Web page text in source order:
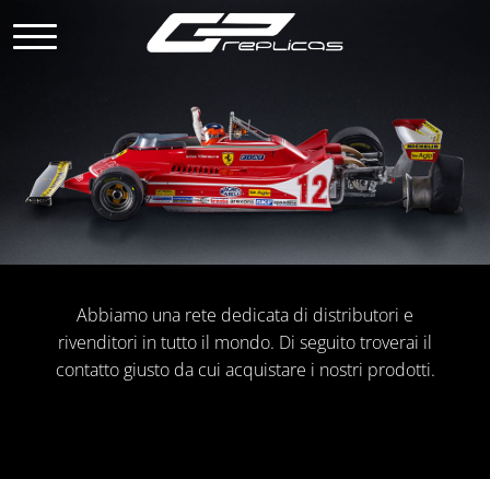
Abbiamo una rete dedicata di distributori e
rivenditori in tutto il mondo. Di seguito troverai il
contatto giusto da cui acquistare i nostri prodotti.